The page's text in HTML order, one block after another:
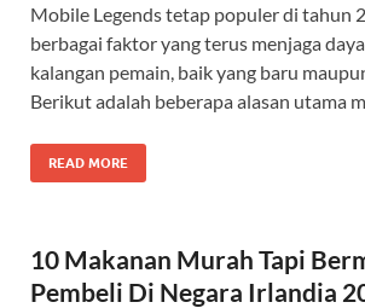
Mobile Legends tetap populer di tahun
berbagai faktor yang terus menjaga
kalangan pemain, baik yang baru
Berikut adalah beberapa alasan utama
READ MORE
10 Makanan Murah Tapi
Pembeli Di Negara Irlandia